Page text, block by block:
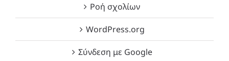
Ροή σχολίων
WordPress.org
Σύνδεση με Google